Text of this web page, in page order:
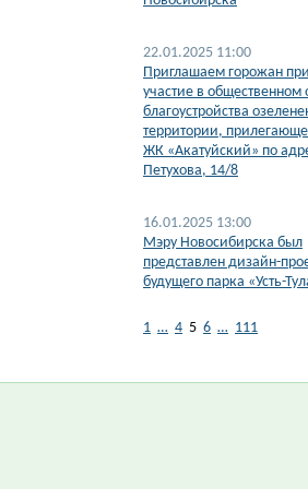
22.01.2025 11:00
Приглашаем горожан
участие в
благоустройства
территории,
ЖК «Акатуйский» по
Петухова, 14/8
16.01.2025 13:00
Мэру Новосибирска был
представлен дизайн-
будущего парка «Усть-
1 … 4 5 6 … 111